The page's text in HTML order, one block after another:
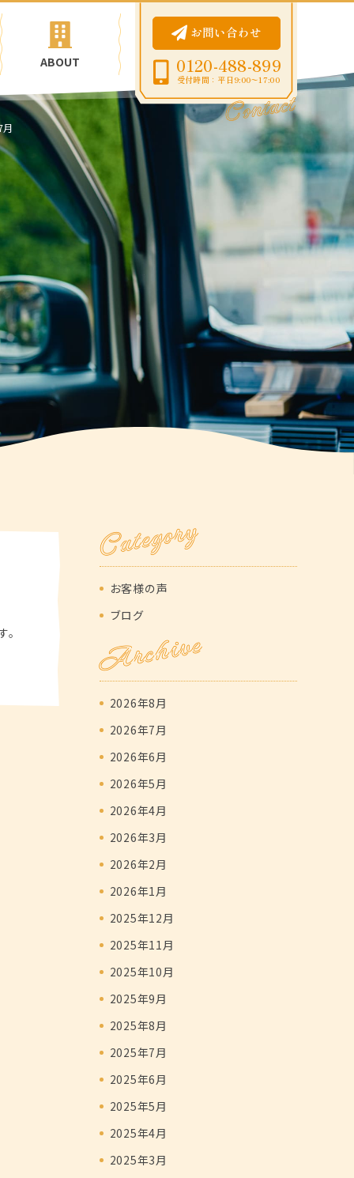
ABOUT
お問い合わせ
0120-488-899
受付時間：平日9:00〜17:00
月
Category
お客様の声
ブログ
Archive
2026年8月
2026年7月
2026年6月
2026年5月
2026年4月
2026年3月
2026年2月
2026年1月
2025年12月
2025年11月
2025年10月
2025年9月
2025年8月
2025年7月
2025年6月
2025年5月
2025年4月
2025年3月